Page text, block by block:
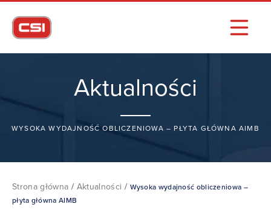
Aktualności
WYSOKA WYDAJNOŚĆ OBLICZENIOWA – PŁYTA GŁÓWNA AIMB
Strona główna / Aktualności / Wysoka wydajność obliczeniowa –
płyta główna AIMB